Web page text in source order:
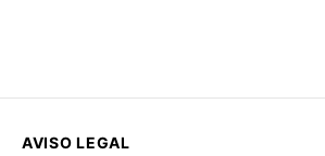
AVISO LEGAL